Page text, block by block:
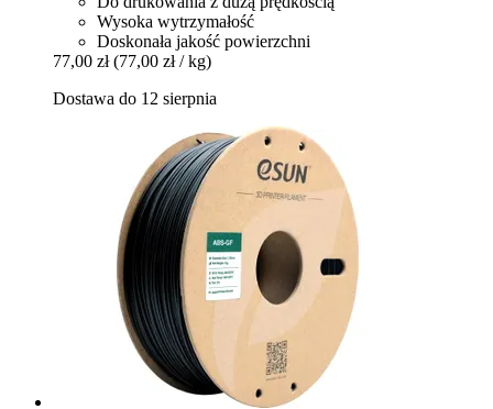
Wysoka wytrzymałość
Doskonała jakość powierzchni
77,00 zł (77,00 zł / kg)
Dostawa do 12 sierpnia